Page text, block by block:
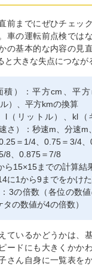
前までにぜひチェッ
車の運転前点検では
の基本的な内容の見
と大きな失点につなが
積）：平方cm、平
ル）、平方kmの
l（リットル）、kl（
秒速m、分速m、
＝1/4、0.75＝3/4
＝5/8、0.875＝
ら15×15までの計算結
に1から9までをかけ
3の倍数（各位の数
の数値が4の倍数）
ているかどうかは、
ードにも大きくかか
さん自身に一覧表を